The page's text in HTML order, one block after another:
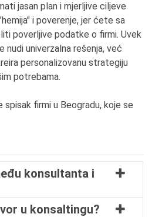
jasan plan i mjerljive ciljeve
i poverenje, jer ćete sa
poverljive podatke o firmi. Uvek
univerzalna rešenja, već
personalizovanu strategiju
potrebama.
firmi u Beogradu, koje se
konsultanta i
u konsaltingu?